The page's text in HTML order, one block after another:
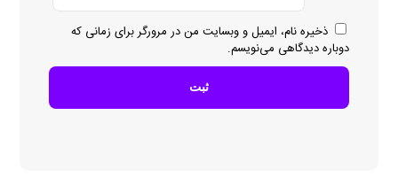
ذخیره نام، ایمیل و وبسایت من در مرورگر برای زمانی که
دوباره دیدگاهی می‌نویسم.